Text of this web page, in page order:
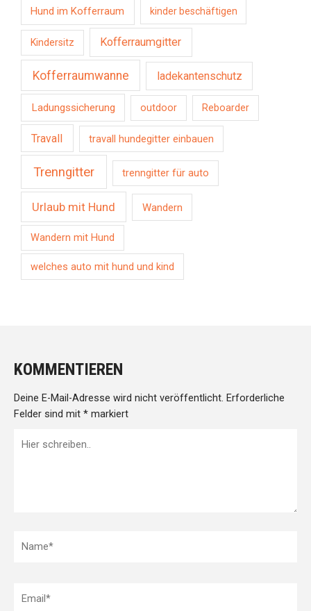
Hund im Kofferraum kinder beschäftigen
Kindersitz Kofferraumgitter
Kofferraumwanne ladekantenschutz
Ladungssicherung outdoor Reboarder
Travall travall hundegitter einbauen
Trenngitter trenngitter für auto
Urlaub mit Hund Wandern
Wandern mit Hund
welches auto mit hund und kind
KOMMENTIEREN
Deine E-Mail-Adresse wird nicht veröffentlicht. Erforderliche
Felder sind mit * markiert